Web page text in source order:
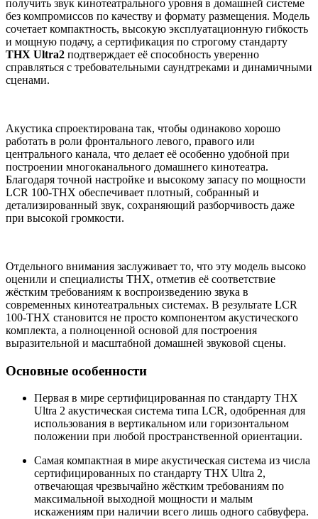
получить звук кинотеатрального уровня в домашней системе
без компромиссов по качеству и формату размещения. Модель
сочетает компактность, высокую эксплуатационную гибкость
и мощную подачу, а сертификация по строгому стандарту
THX Ultra2 подтверждает её способность уверенно
справляться с требовательными саундтреками и динамичными
сценами.
Акустика спроектирована так, чтобы одинаково хорошо
работать в роли фронтального левого, правого или
центрального канала, что делает её особенно удобной при
построении многоканального домашнего кинотеатра.
Благодаря точной настройке и высокому запасу по мощности
LCR 100-THX обеспечивает плотный, собранный и
детализированный звук, сохраняющий разборчивость даже
при высокой громкости.
Отдельного внимания заслуживает то, что эту модель высоко
оценили и специалисты THX, отметив её соответствие
жёстким требованиям к воспроизведению звука в
современных кинотеатральных системах. В результате LCR
100-THX становится не просто компонентом акустического
комплекта, а полноценной основой для построения
выразительной и масштабной домашней звуковой сцены.
Основные особенности
Первая в мире сертифицированная по стандарту THX
Ultra 2 акустическая система типа LCR, одобренная для
использования в вертикальном или горизонтальном
положении при любой пространственной ориентации.
Самая компактная в мире акустическая система из числа
сертифицированных по стандарту THX Ultra 2,
отвечающая чрезвычайно жёстким требованиям по
максимальной выходной мощности и малым
искажениям при наличии всего лишь одного сабвуфера.